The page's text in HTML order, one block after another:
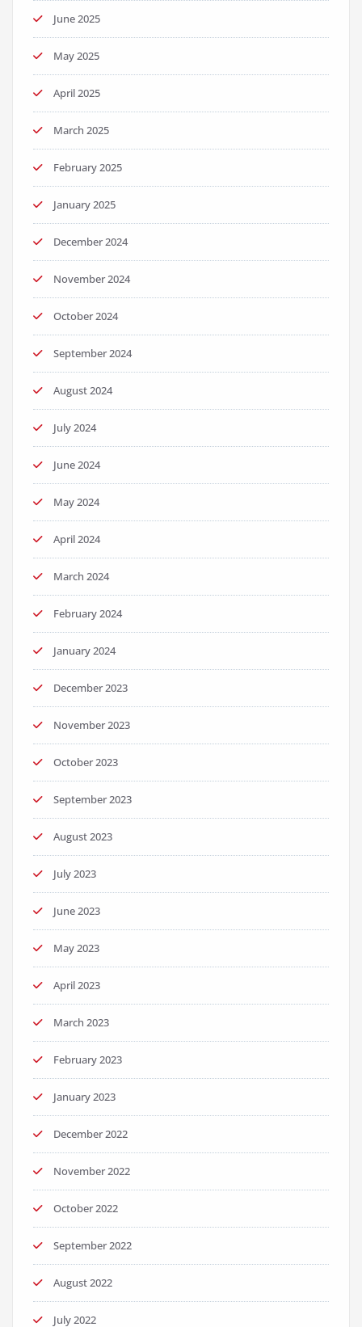
June 2025
May 2025
April 2025
March 2025
February 2025
January 2025
December 2024
November 2024
October 2024
September 2024
August 2024
July 2024
June 2024
May 2024
April 2024
March 2024
February 2024
January 2024
December 2023
November 2023
October 2023
September 2023
August 2023
July 2023
June 2023
May 2023
April 2023
March 2023
February 2023
January 2023
December 2022
November 2022
October 2022
September 2022
August 2022
July 2022